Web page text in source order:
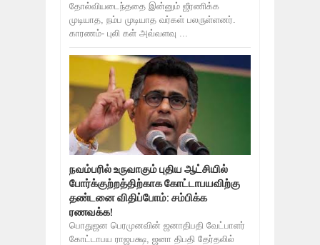
தோல்வியடைந்ததை இன்னும் ஜீரணிக்க
முடியாத, நம்ப முடியாத வர்கள் பலருள்ளனர்.
காரணம்- புலி கள் அவ்வளவு ...
நவம்பரில் உருவாகும் புதிய ஆட்சியில்
போர்க்குற்றத்திற்காக கோட்டாபயவிற்கு
தண்டனை விதிப்போம்: சம்பிக்க
ரணவக்க!
பொதுஜன பெரமுனவின் ஜனாதிபதி வேட்பாளர்
கோட்டாபய ராஜபக்ஷ, ஜனா திபதி தேர்தலில்